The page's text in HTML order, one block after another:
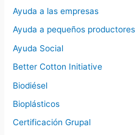
Ayuda a las empresas
Ayuda a pequeños productores
Ayuda Social
Better Cotton Initiative
Biodiésel
Bioplásticos
Certificación Grupal